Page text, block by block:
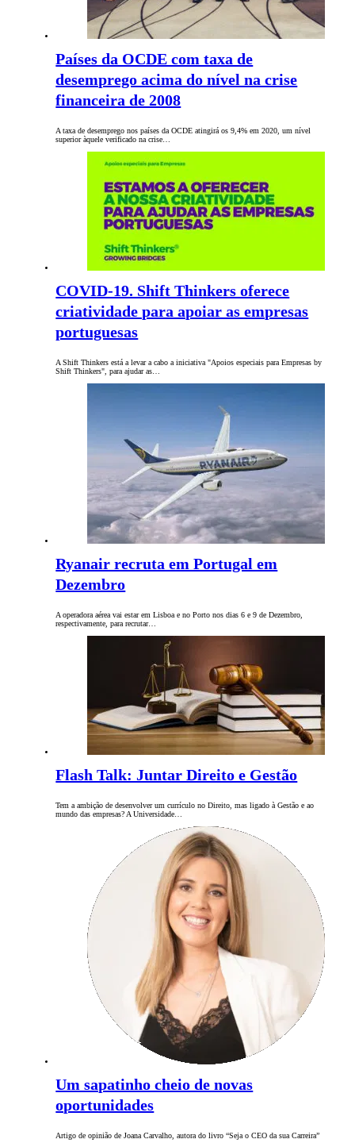
Países da OCDE com taxa de
desemprego acima do nível na crise
financeira de 2008
A taxa de desemprego nos países da OCDE atingirá os 9,4% em 2020, um nível
superior àquele verificado na crise…
COVID-19. Shift Thinkers oferece
criatividade para apoiar as empresas
portuguesas
A Shift Thinkers está a levar a cabo a iniciativa "Apoios especiais para Empresas by
Shift Thinkers", para ajudar as…
Ryanair recruta em Portugal em
Dezembro
A operadora aérea vai estar em Lisboa e no Porto nos dias 6 e 9 de Dezembro,
respectivamente, para recrutar…
Flash Talk: Juntar Direito e Gestão
Tem a ambição de desenvolver um currículo no Direito, mas ligado à Gestão e ao
mundo das empresas? A Universidade…
Um sapatinho cheio de novas
oportunidades
Artigo de opinião de Joana Carvalho, autora do livro “Seja o CEO da sua Carreira”